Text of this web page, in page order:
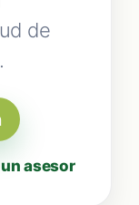
de
asesor